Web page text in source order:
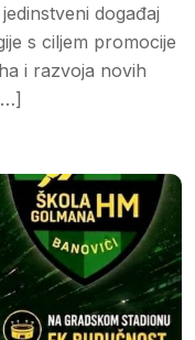
događaj
s ciljem promocije
i razvoja novih